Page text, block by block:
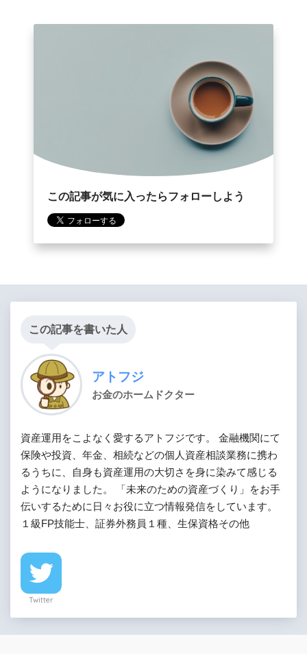
この記事が気に入ったらフォローしよう
この記事を書いた人
アトフジ
お金のホームドクター
資産運用をこよなく愛するアトフジです。 金融機関にて
保険や投資、年金、相続などの個人資産相談業務に携わ
るうちに、自身も資産運用の大切さを身に染みて感じる
ようになりました。 「未来のための資産づくり」をお手
伝いするために日々お役に立つ情報発信をしています。
１級FP技能士、証券外務員１種、生保資格その他
Twitter